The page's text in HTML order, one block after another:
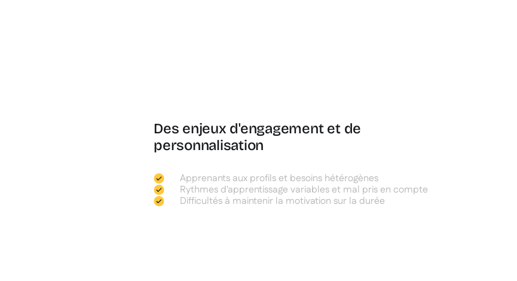
Des enjeux d'engagement et de
personnalisation
Apprenants aux profils et besoins hétérogènes
Rythmes d'apprentissage variables et mal pris en compte
Difficultés à maintenir la motivation sur la durée